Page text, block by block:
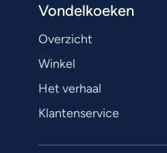
Vondelkoeken
Overzicht
Winkel
Het verhaal
Klantenservice